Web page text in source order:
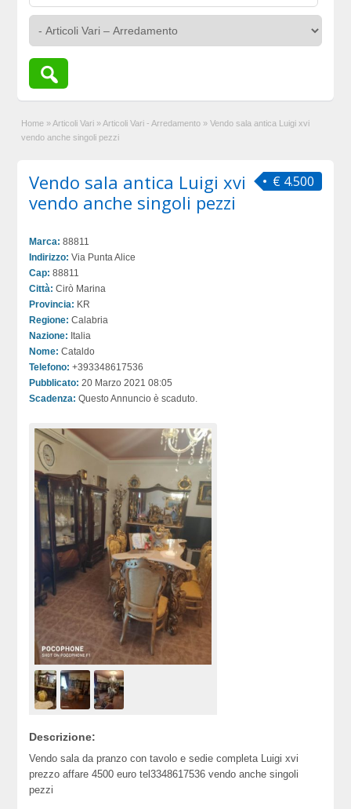
Home » Articoli Vari » Articoli Vari - Arredamento » Vendo sala antica Luigi xvi
vendo anche singoli pezzi
€ 4.500
Vendo sala antica Luigi xvi
vendo anche singoli pezzi
Marca: 88811
Indirizzo: Via Punta Alice
Cap: 88811
Città: Cirò Marina
Provincia: KR
Regione: Calabria
Nazione: Italia
Nome: Cataldo
Telefono: +393348617536
Pubblicato: 20 Marzo 2021 08:05
Scadenza: Questo Annuncio è scaduto.
Descrizione:
Vendo sala da pranzo con tavolo e sedie completa Luigi xvi
prezzo affare 4500 euro tel3348617536 vendo anche singoli
pezzi